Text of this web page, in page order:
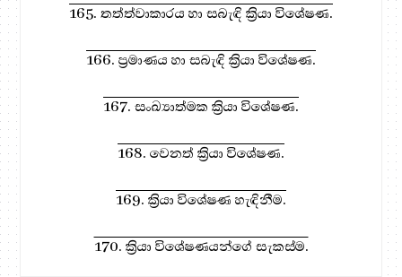
165. තත්ත්වාකාරය හා සබැඳි ක්‍රියා විශේෂණ.
166. ප්‍රමාණය හා සබැඳි ක්‍රියා විශේෂණ.
167. සංඛ්‍යාත්මක ක්‍රියා විශේෂණ.
168. වෙනත් ක්‍රියා විශේෂණ.
169. ක්‍රියා විශේෂණ හැඳිනීම.
170. ක්‍රියා විශේෂණයන්ගේ සැකස්ම.